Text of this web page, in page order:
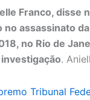
Franco,
assassinato
no Rio de
.
Tribunal